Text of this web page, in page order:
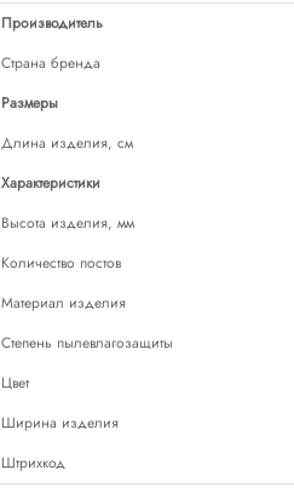
Производитель
Страна бренда
Размеры
Длина изделия, см
Характеристики
Высота изделия, мм
Количество постов
Материал изделия
Степень пылевлагозащиты
Цвет
Ширина изделия
Штрихкод